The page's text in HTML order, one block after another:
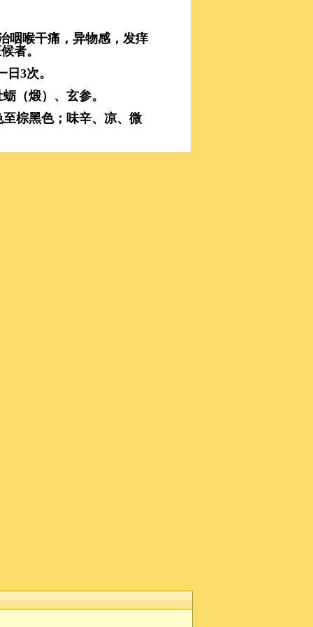
咽喉干痛，异物感，发痒
者。
日3次。
（煅）、玄参。
棕黑色；味辛、凉、微